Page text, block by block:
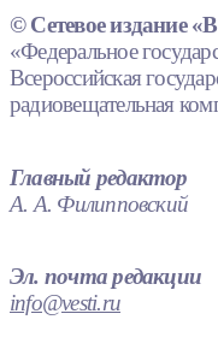
© Сетевое издание
«Федеральное
Всероссийская
радиовещательная
Главный редактор
А. А. Филипповский
Эл. почта редакции
info@vesti.ru